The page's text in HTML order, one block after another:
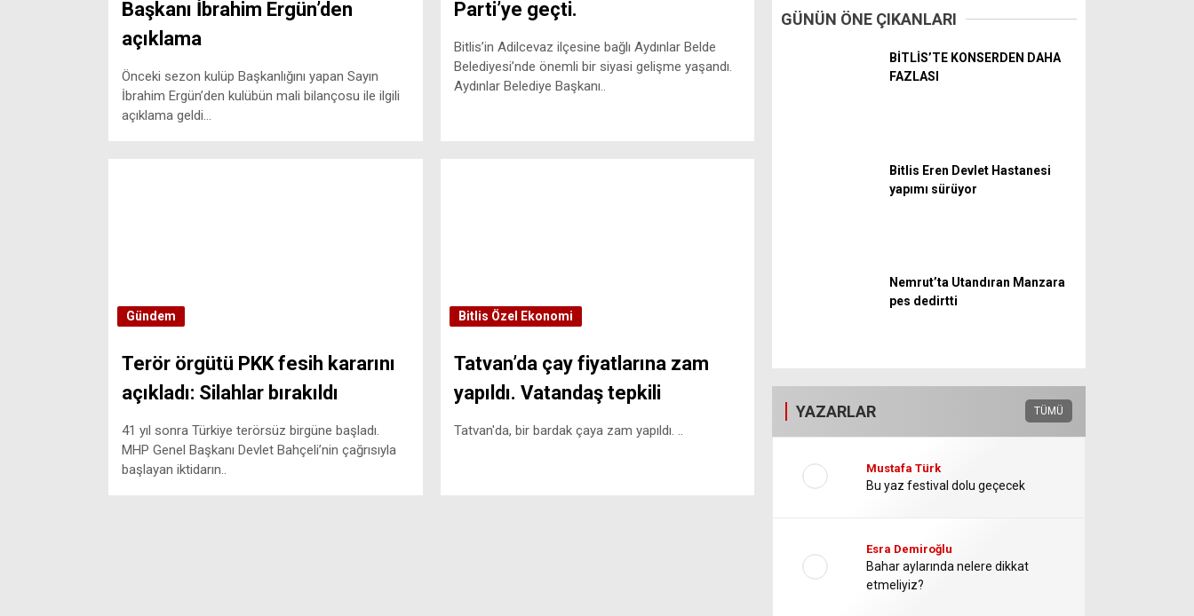
Youtube
Başkanı İbrahim Ergün’den
açıklama
Önceki sezon kulüp Başkanlığını yapan Sayın
İbrahim Ergün’den kulübün mali bilançosu ile ilgili
açıklama geldi...
Parti’ye geçti.
Bitlis’in Adilcevaz ilçesine bağlı Aydınlar Belde
Belediyesi’nde önemli bir siyasi gelişme yaşandı.
Aydınlar Belediye Başkanı..
Gündem
Terör örgütü PKK fesih kararını
açıkladı: Silahlar bırakıldı
41 yıl sonra Türkiye terörsüz birgüne başladı.
MHP Genel Başkanı Devlet Bahçeli’nin çağrısıyla
başlayan iktidarın..
Bitlis Özel Ekonomi
Tatvan’da çay fiyatlarına zam
yapıldı. Vatandaş tepkili
Tatvan'da, bir bardak çaya zam yapıldı. ..
GÜNÜN ÖNE ÇIKANLARI
BİTLİS’TE KONSERDEN DAHA
FAZLASI
Bitlis Eren Devlet Hastanesi
yapımı sürüyor
Nemrut’ta Utandıran Manzara
pes dedirtti
YAZARLAR TÜMÜ
Mustafa Türk
Bu yaz festival dolu geçecek
Esra Demiroğlu
Bahar aylarında nelere dikkat
etmeliyiz?